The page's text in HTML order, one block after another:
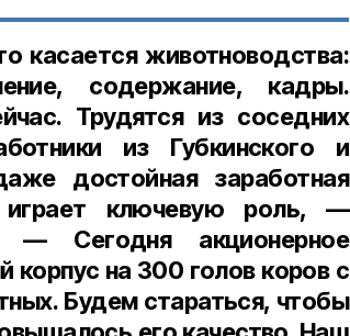
касается животноводства:
содержание, кадры.
Трудятся из соседних
из Губкинского и
достойная заработная
ключевую роль, —
— Сегодня акционерное
корпус на 300 голов коров с
Будем стараться, чтобы